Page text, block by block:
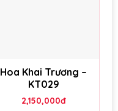
Hoa Khai Trương –
KT029
2,150,000đ